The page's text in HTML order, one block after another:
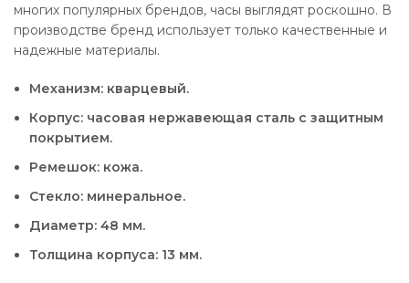
многих популярных брендов, часы выглядят роскошно. В
производстве бренд использует только качественные и
надежные материалы.
Механизм: кварцевый.
Корпус: часовая нержавеющая сталь с защитным
покрытием.
Ремешок: кожа.
Стекло: минеральное.
Диаметр: 48 мм.
Толщина корпуса: 13 мм.